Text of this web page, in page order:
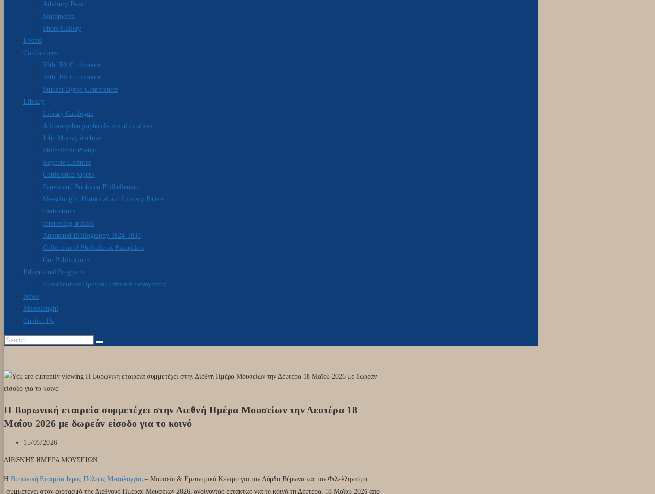
Advisory Board
Multimedia
Photo Gallery
Events
Conferences
35th IBS Conference
48th IBS Conference
Student Byron Conferences
Library
Library Catalogue
A literary-biographical-critical database
John Murray Archive
Philhellenic Poetry
Keynote Lectures
Conference papers
Papers and Books on Philhellenism
Messolonghi: Historical and Literary Papers
Dedications
Interesting articles
Annotated Bibliography 1824-1833
Collection of Philhellenic Pamphlets
Our Publications
Educational Programs
Εκπαιδευτικά Προγράμματα και Ξεναγήσεις
News
Messolonghi
Contact Us
Search
Η Βυρωνική εταιρεία συμμετέχει στην Διεθνή Ημέρα Μουσείων την Δευτέρα 18
Μαΐου 2026 με δωρεάν είσοδο για το κοινό
Post
15/05/2026
ΔΙΕΘΝΉΣ ΗΜΈΡΑ ΜΟΥΣΕΊΩΝ
Η Βυρωνική Εταιρεία Ιεράς Πόλεως Μεσολογγίου– Μουσείο & Ερευνητικό Κέντρο για τον Λόρδο Βύρωνα και τον Φιλελληνισμό
-συμμετέχει στον εορτασμό της Διεθνούς Ημέρας Μουσείων 2026, ανοίγοντας εκτάκτως για το κοινό τη Δευτέρα, 18 Μαΐου 2026 από